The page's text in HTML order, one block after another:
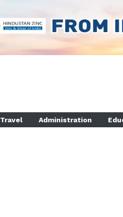
Travel Administration